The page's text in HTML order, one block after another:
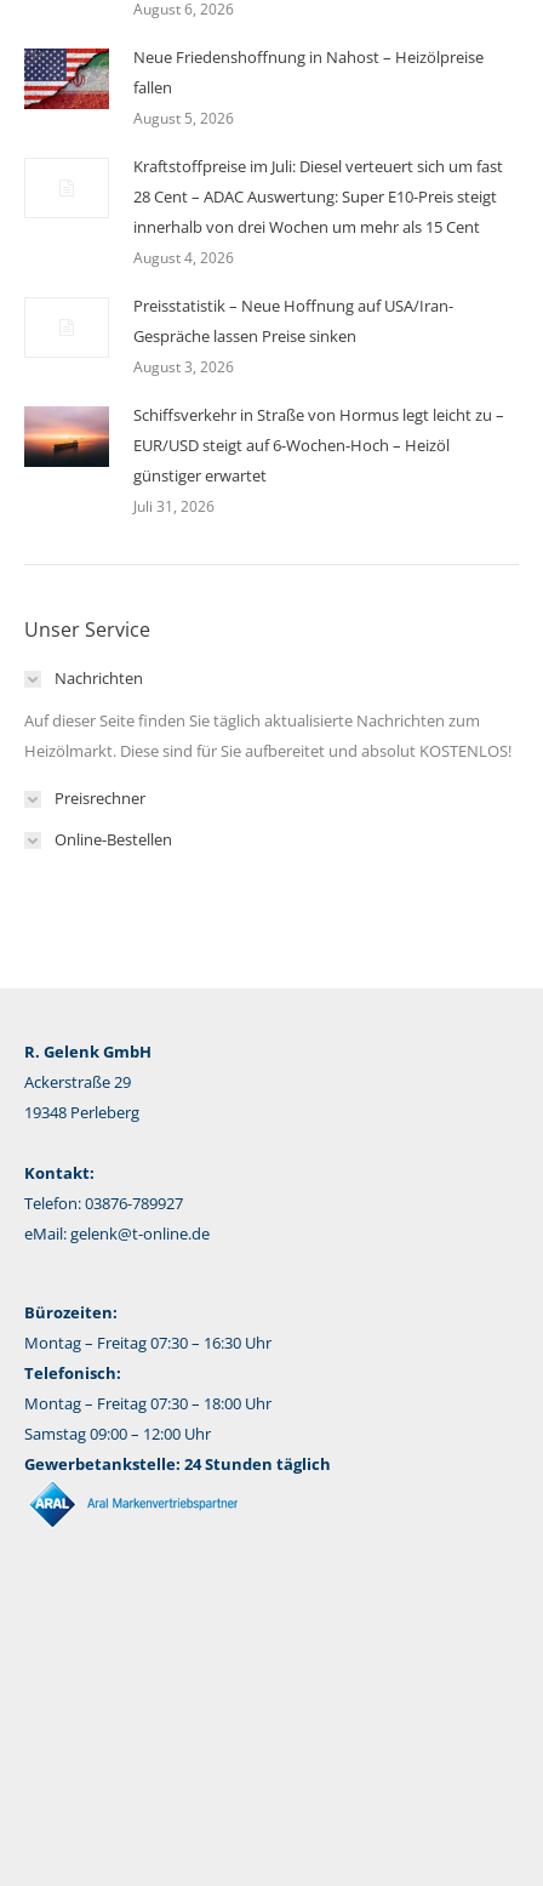
August 6, 2026
Neue Friedenshoffnung in Nahost – Heizölpreise
fallen
August 5, 2026
Kraftstoffpreise im Juli: Diesel verteuert sich um fast
28 Cent – ADAC Auswertung: Super E10-Preis steigt
innerhalb von drei Wochen um mehr als 15 Cent
August 4, 2026
Preisstatistik – Neue Hoffnung auf USA/Iran-
Gespräche lassen Preise sinken
August 3, 2026
Schiffsverkehr in Straße von Hormus legt leicht zu –
EUR/USD steigt auf 6-Wochen-Hoch – Heizöl
günstiger erwartet
Juli 31, 2026
Unser Service
Nachrichten
Auf dieser Seite finden Sie täglich aktualisierte Nachrichten zum
Heizölmarkt. Diese sind für Sie aufbereitet und absolut KOSTENLOS!
Preisrechner
Online-Bestellen
R. Gelenk GmbH
Ackerstraße 29
19348 Perleberg
Kontakt:
Telefon: 03876-789927
eMail:gelenk@t-online.de
Bürozeiten:
Montag – Freitag 07:30 – 16:30 Uhr
Telefonisch:
Montag – Freitag 07:30 – 18:00 Uhr
Samstag 09:00 – 12:00 Uhr
Gewerbetankstelle: 24 Stunden täglich